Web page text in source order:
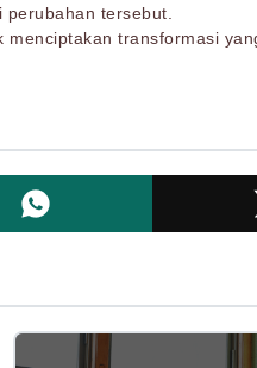
tersebut.
transformasi